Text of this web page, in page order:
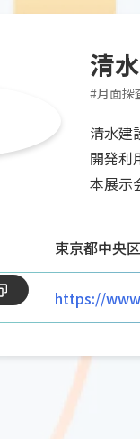
清
#月面探
清水建
開発利
本展示
東京都中央
https://